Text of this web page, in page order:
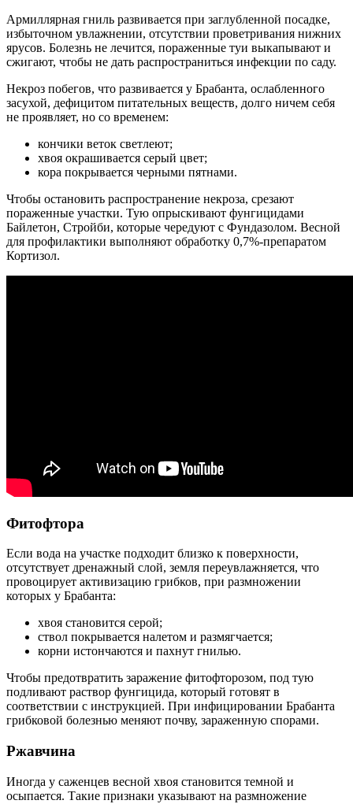
Армиллярная гниль развивается при заглубленной посадке,
избыточном увлажнении, отсутствии проветривания нижних
ярусов. Болезнь не лечится, пораженные туи выкапывают и
сжигают, чтобы не дать распространиться инфекции по саду.
Некроз побегов, что развивается у Брабанта, ослабленного
засухой, дефицитом питательных веществ, долго ничем себя
не проявляет, но со временем:
кончики веток светлеют;
хвоя окрашивается серый цвет;
кора покрывается черными пятнами.
Чтобы остановить распространение некроза, срезают
пораженные участки. Тую опрыскивают фунгицидами
Байлетон, Стройби, которые чередуют с Фундазолом. Весной
для профилактики выполняют обработку 0,7%-препаратом
Кортизол.
Фитофтора
Если вода на участке подходит близко к поверхности,
отсутствует дренажный слой, земля переувлажняется, что
провоцирует активизацию грибков, при размножении
которых у Брабанта:
хвоя становится серой;
ствол покрывается налетом и размягчается;
корни истончаются и пахнут гнилью.
Чтобы предотвратить заражение фитофторозом, под тую
подливают раствор фунгицида, который готовят в
соответствии с инструкцией. При инфицировании Брабанта
грибковой болезнью меняют почву, зараженную спорами.
Ржавчина
Иногда у саженцев весной хвоя становится темной и
осыпается. Такие признаки указывают на размножение